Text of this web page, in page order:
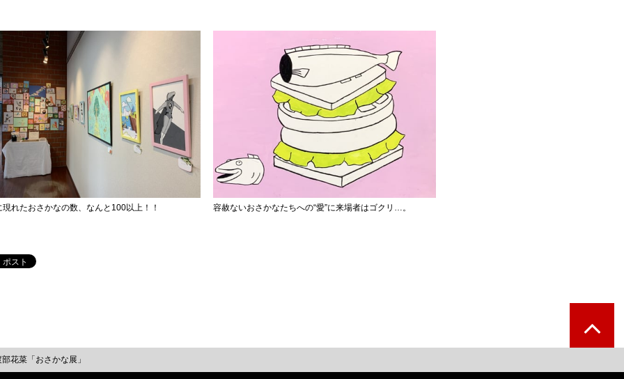
現れたおさかなの数、なんと100以上！！ 容赦ないおさかなたちへの“愛”に来場者はゴクリ…。
花菜「おさかな展」